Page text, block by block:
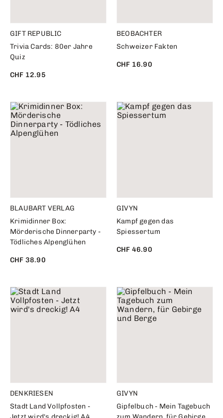
GIFT REPUBLIC
Trivia Cards: 80er Jahre
Quiz
CHF 12.95
BEOBACHTER
Schweizer Fakten
CHF 16.90
BLAUBART VERLAG
Krimidinner Box:
Mörderische Dinnerparty -
Tödliches Alpenglühen
CHF 38.90
GIVYN
Kampf gegen das
Spiessertum
CHF 46.90
DENKRIESEN
Stadt Land Vollpfosten -
GIVYN
Gipfelbuch - Mein Tagebuch